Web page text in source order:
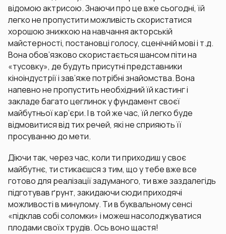
відомою актрисою. Знаючи про це вже сьогодні, їй
легко не пропустити можливість скористатися
хорошою знижкою на навчання акторській
майстерності, постановці голосу, сценічній мові і т.д.
Вона обов’язково скористається шансом піти на
«тусовку», де будуть присутні представники
кіноіндустрії і зав’яже потрібні знайомства. Вона
напевно не пропустить необхідний їй кастинг і
закладе багато цеглинок у фундамент своєї
майбутньої кар’єри. І в той же час, їй легко буде
відмовитися від тих речей, які не сприяють її
просуванню до мети.
Діючи так, через час, коли ти приходиш у своє
майбутнє, ти стикаєшся з тим, що у тебе вже все
готово для реалізації задуманого, ти вже заздалегідь
підготував ґрунт, закидаючи сюди приходячі
можливості в минулому. Ти в буквальному сенсі
«підклав собі соломки» і можеш насолоджуватися
плодами своїх трудів. Ось воно щастя!